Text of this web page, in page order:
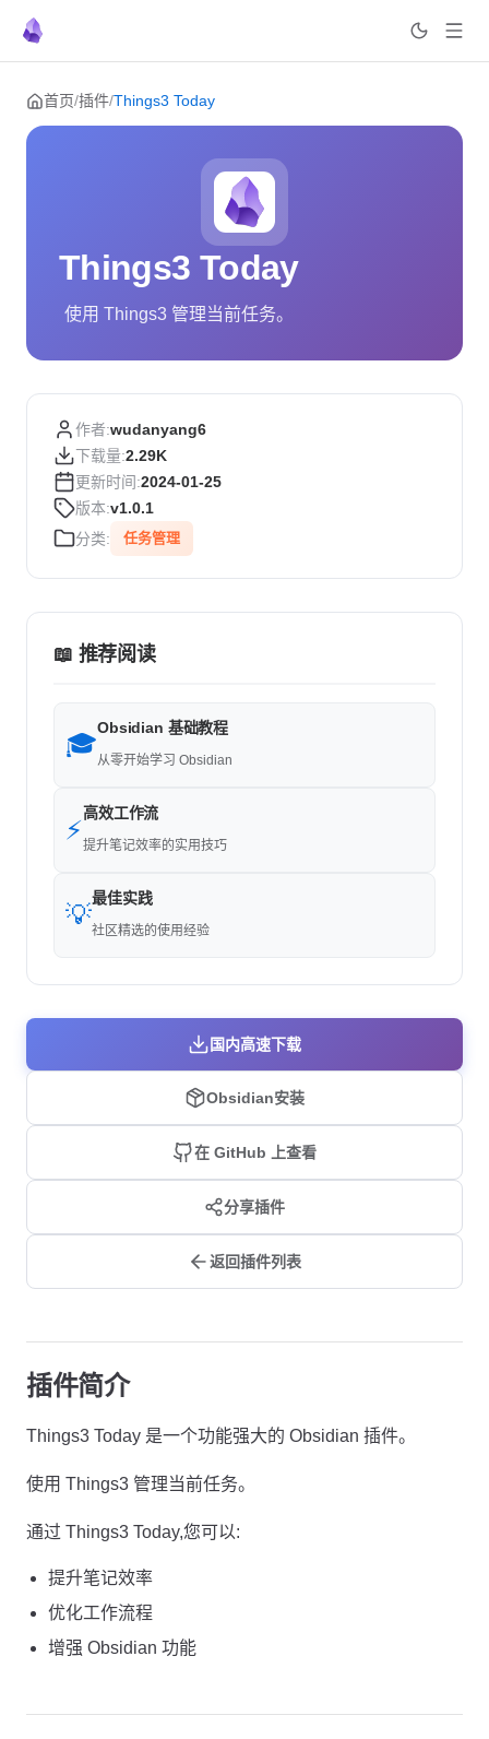
Skip to content
首页/插件/Things3 Today
Things3 Today
使用 Things3 管理当前任务。
作者:wudanyang6
下载量:2.29K
更新时间:2024-01-25
版本:v1.0.1
分类:
任务管理
📖 推荐阅读
🎓
Obsidian 基础教程
从零开始学习 Obsidian
⚡
高效工作流
提升笔记效率的实用技巧
💡
最佳实践
社区精选的使用经验
国内高速下载
Obsidian安装
在 GitHub 上查看
分享插件
返回插件列表
插件简介
Things3 Today 是一个功能强大的 Obsidian 插件。
使用 Things3 管理当前任务。
通过 Things3 Today,您可以:
提升笔记效率
优化工作流程
增强 Obsidian 功能